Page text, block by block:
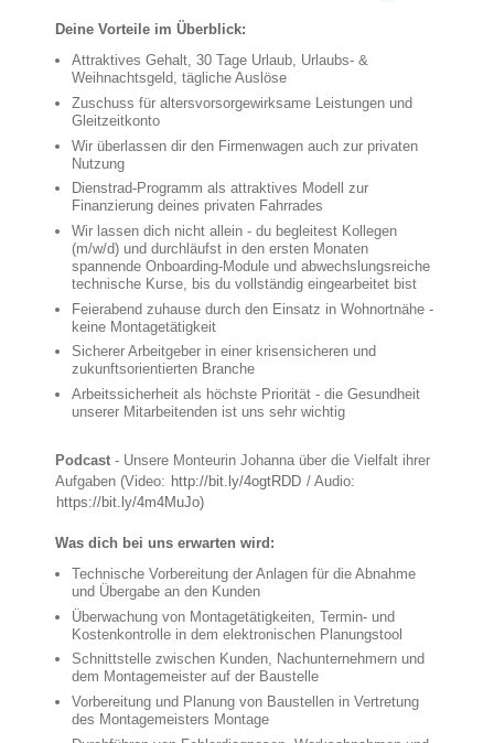
Deine Vorteile im Überblick:
Attraktives Gehalt, 30 Tage Urlaub, Urlaubs- &
Weihnachtsgeld, tägliche Auslöse
Zuschuss für altersvorsorgewirksame Leistungen und
Gleitzeitkonto
Wir überlassen dir den Firmenwagen auch zur privaten
Nutzung
Dienstrad-Programm als attraktives Modell zur
Finanzierung deines privaten Fahrrades
Wir lassen dich nicht allein - du begleitest Kollegen
(m/w/d) und durchläufst in den ersten Monaten
spannende Onboarding-Module und abwechslungsreiche
technische Kurse, bis du vollständig eingearbeitet bist
Feierabend zuhause durch den Einsatz in Wohnortnähe -
keine Montagetätigkeit
Sicherer Arbeitgeber in einer krisensicheren und
zukunftsorientierten Branche
Arbeitssicherheit als höchste Priorität - die Gesundheit
unserer Mitarbeitenden ist uns sehr wichtig
Podcast - Unsere Monteurin Johanna über die Vielfalt ihrer
Aufgaben (Video: http://bit.ly/4ogtRDD / Audio:
https://bit.ly/4m4MuJo)
Was dich bei uns erwarten wird:
Technische Vorbereitung der Anlagen für die Abnahme
und Übergabe an den Kunden
Überwachung von Montagetätigkeiten, Termin- und
Kostenkontrolle in dem elektronischen Planungstool
Schnittstelle zwischen Kunden, Nachunternehmern und
dem Montagemeister auf der Baustelle
Vorbereitung und Planung von Baustellen in Vertretung
des Montagemeisters Montage